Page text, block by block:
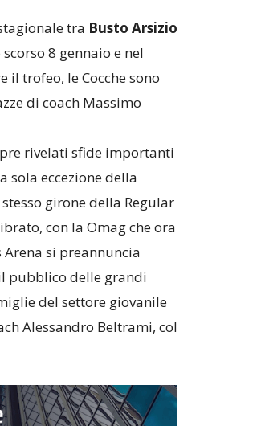
tra Busto Arsizio
8 gennaio e nel
il trofeo, le Cocche sono
di coach Massimo
rivelati sfide importanti
sola eccezione della
girone della Regular
con la Omag che ora
Arena si preannuncia
pubblico delle grandi
del settore giovanile
Alessandro Beltrami, col